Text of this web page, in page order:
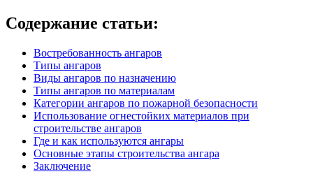
Содержание статьи:
Востребованность ангаров
Типы ангаров
Виды ангаров по назначению
Типы ангаров по материалам
Категории ангаров по пожарной безопасности
Использование огнестойких материалов при
строительстве ангаров
Где и как используются ангары
Основные этапы строительства ангара
Заключение